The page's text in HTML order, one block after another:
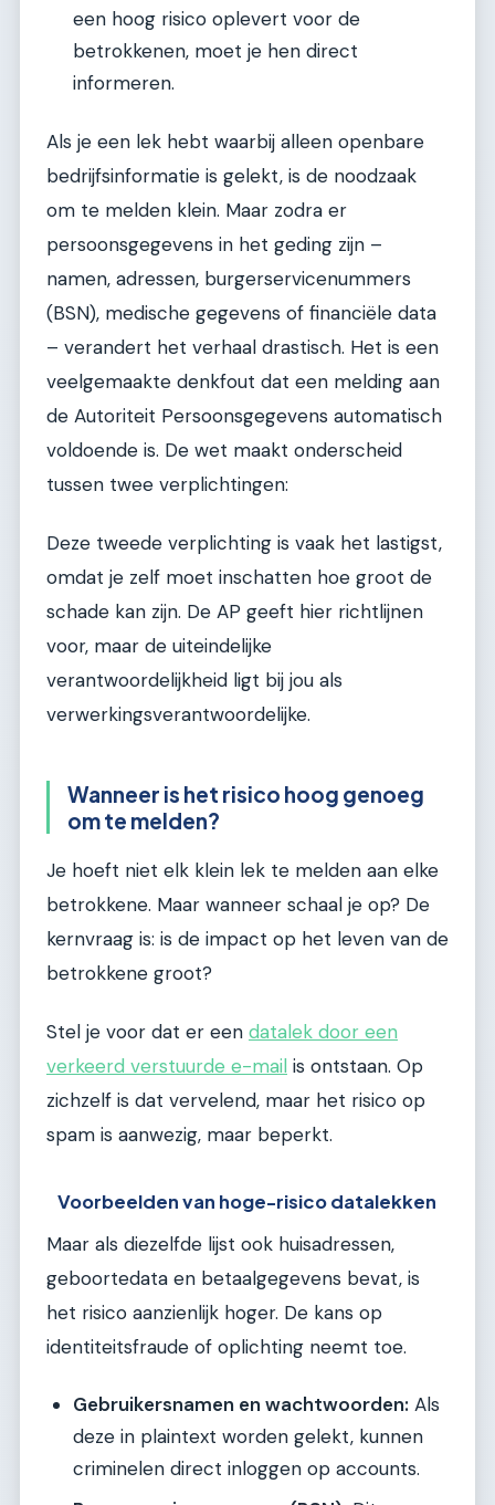
een hoog risico oplevert voor de
betrokkenen, moet je hen direct
informeren.
Als je een lek hebt waarbij alleen openbare
bedrijfsinformatie is gelekt, is de noodzaak
om te melden klein. Maar zodra er
persoonsgegevens in het geding zijn –
namen, adressen, burgerservicenummers
(BSN), medische gegevens of financiële data
– verandert het verhaal drastisch. Het is een
veelgemaakte denkfout dat een melding aan
de Autoriteit Persoonsgegevens automatisch
voldoende is. De wet maakt onderscheid
tussen twee verplichtingen:
Deze tweede verplichting is vaak het lastigst,
omdat je zelf moet inschatten hoe groot de
schade kan zijn. De AP geeft hier richtlijnen
voor, maar de uiteindelijke
verantwoordelijkheid ligt bij jou als
verwerkingsverantwoordelijke.
Wanneer is het risico hoog genoeg
om te melden?
Je hoeft niet elk klein lek te melden aan elke
betrokkene. Maar wanneer schaal je op? De
kernvraag is: is de impact op het leven van de
betrokkene groot?
Stel je voor dat er een datalek door een
verkeerd verstuurde e-mail is ontstaan. Op
zichzelf is dat vervelend, maar het risico op
spam is aanwezig, maar beperkt.
Voorbeelden van hoge-risico datalekken
Maar als diezelfde lijst ook huisadressen,
geboortedata en betaalgegevens bevat, is
het risico aanzienlijk hoger. De kans op
identiteitsfraude of oplichting neemt toe.
Gebruikersnamen en wachtwoorden: Als
deze in plaintext worden gelekt, kunnen
criminelen direct inloggen op accounts.